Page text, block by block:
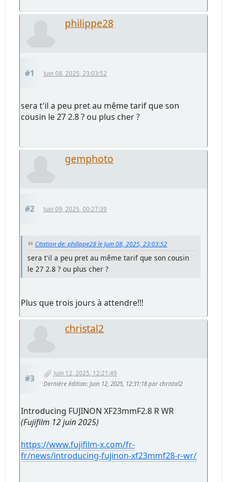
philippe28
#1 Juin 08, 2025, 23:03:52
sera t'il a peu pret au même tarif que son
cousin le 27 2.8 ? ou plus cher ?
gemphoto
#2 Juin 09, 2025, 00:27:39
Citation de: philippe28 le Juin 08, 2025, 23:03:52
sera t'il a peu pret au même tarif que son cousin
le 27 2.8 ? ou plus cher ?
Plus que trois jours à attendre!!!
christal2
#3
Juin 12, 2025, 12:21:49
Dernière édition: Juin 12, 2025, 12:31:18 par christal2
Introducing FUJINON XF23mmF2.8 R WR
(Fujifilm 12 juin 2025)
https://www.fujifilm-x.com/fr-
fr/news/introducing-fujinon-xf23mmf28-r-wr/